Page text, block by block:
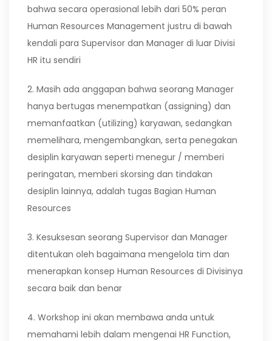
bahwa secara operasional lebih dari 50% peran
Human Resources Management justru di bawah
kendali para Supervisor dan Manager di luar Divisi
HR itu sendiri
2. Masih ada anggapan bahwa seorang Manager
hanya bertugas menempatkan (assigning) dan
memanfaatkan (utilizing) karyawan, sedangkan
memelihara, mengembangkan, serta penegakan
desiplin karyawan seperti menegur / memberi
peringatan, memberi skorsing dan tindakan
desiplin lainnya, adalah tugas Bagian Human
Resources
3. Kesuksesan seorang Supervisor dan Manager
ditentukan oleh bagaimana mengelola tim dan
menerapkan konsep Human Resources di Divisinya
secara baik dan benar
4. Workshop ini akan membawa anda untuk
memahami lebih dalam mengenai HR Function,